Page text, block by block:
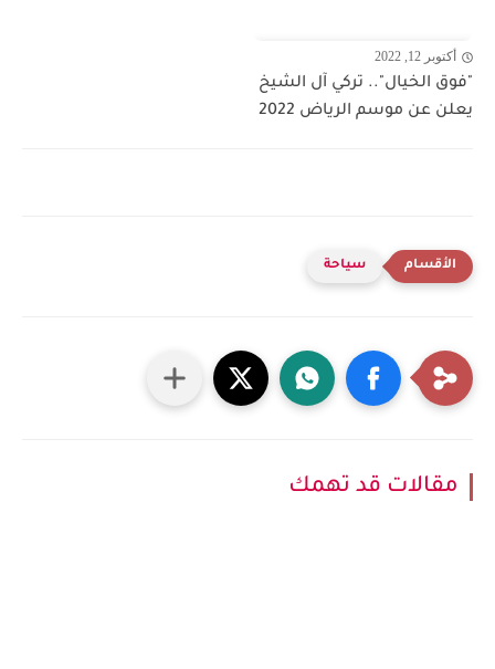
أكتوبر 12, 2022
"فوق الخيال".. تركي آل الشيخ
يعلن عن موسم الرياض 2022
سياحة
مقالات قد تهمك